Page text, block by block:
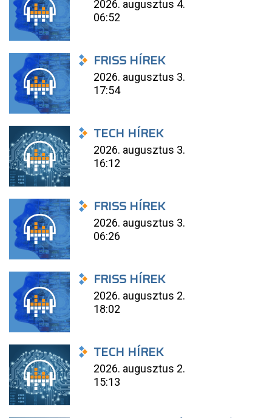
2026. augusztus 4.
06:52
FRISS HÍREK
2026. augusztus 3.
17:54
TECH HÍREK
2026. augusztus 3.
16:12
FRISS HÍREK
2026. augusztus 3.
06:26
FRISS HÍREK
2026. augusztus 2.
18:02
TECH HÍREK
2026. augusztus 2.
15:13